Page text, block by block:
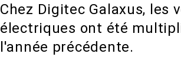
Chez Digitec Galaxus,
électriques ont été
l'année précédente.